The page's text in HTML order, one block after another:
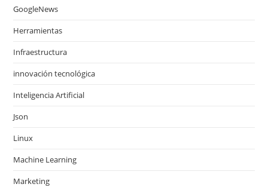
GoogleNews
Herramientas
Infraestructura
innovación tecnológica
Inteligencia Artificial
Json
Linux
Machine Learning
Marketing